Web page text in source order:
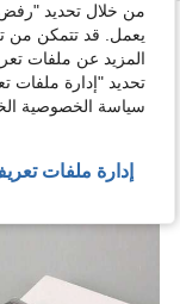
عرض المزيد من
من خلال تحديد "رفض
يعمل. قد تتمكن من
المزيد عن ملفات
تحديد "إدارة ملفات
سياسة الخصوصية
إدارة ملفات